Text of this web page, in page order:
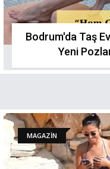
Bodrum'da Taş
Yeni
MAGAZİN